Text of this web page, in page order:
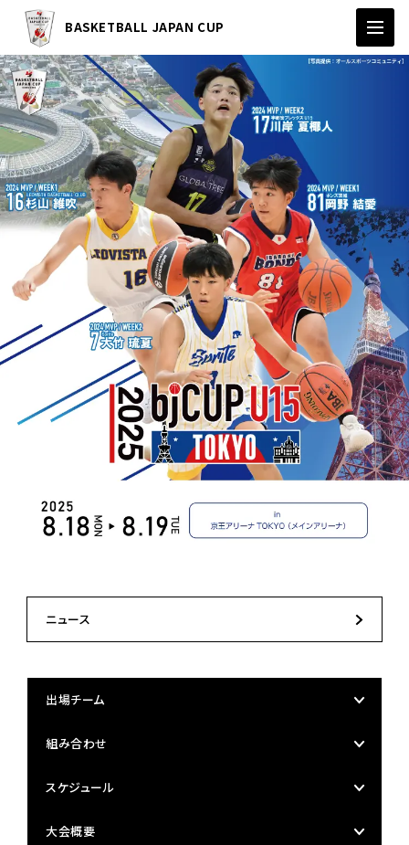
BASKETBALL JAPAN CUP
ニュース
出場チーム
組み合わせ
スケジュール
大会概要